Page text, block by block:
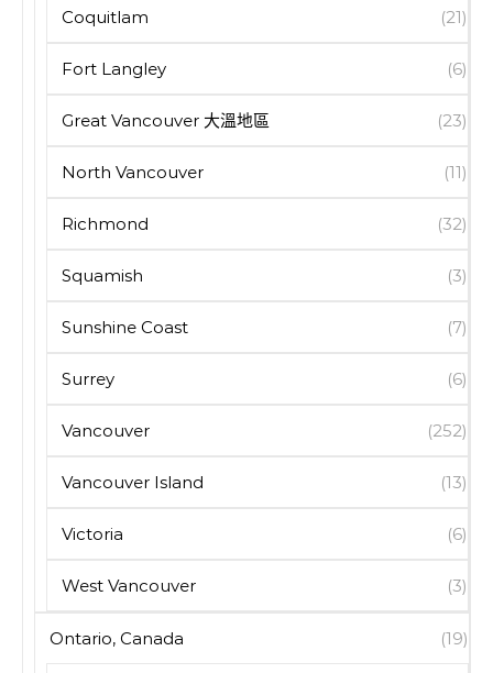
Coquitlam (21)
Fort Langley (6)
Great Vancouver 大溫地區 (23)
North Vancouver (11)
Richmond (32)
Squamish (3)
Sunshine Coast (7)
Surrey (6)
Vancouver (252)
Vancouver Island (13)
Victoria (6)
West Vancouver (3)
Ontario, Canada (19)